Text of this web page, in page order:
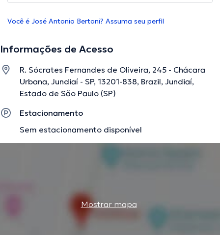
Você é José Antonio Bertoni? Assuma seu perfil
Informações de Acesso
R. Sócrates Fernandes de Oliveira, 245 - Chácara
Urbana, Jundiaí - SP, 13201-838, Brazil, Jundiaí,
Estado de São Paulo (SP)
Estacionamento
Sem estacionamento disponível
Mostrar mapa